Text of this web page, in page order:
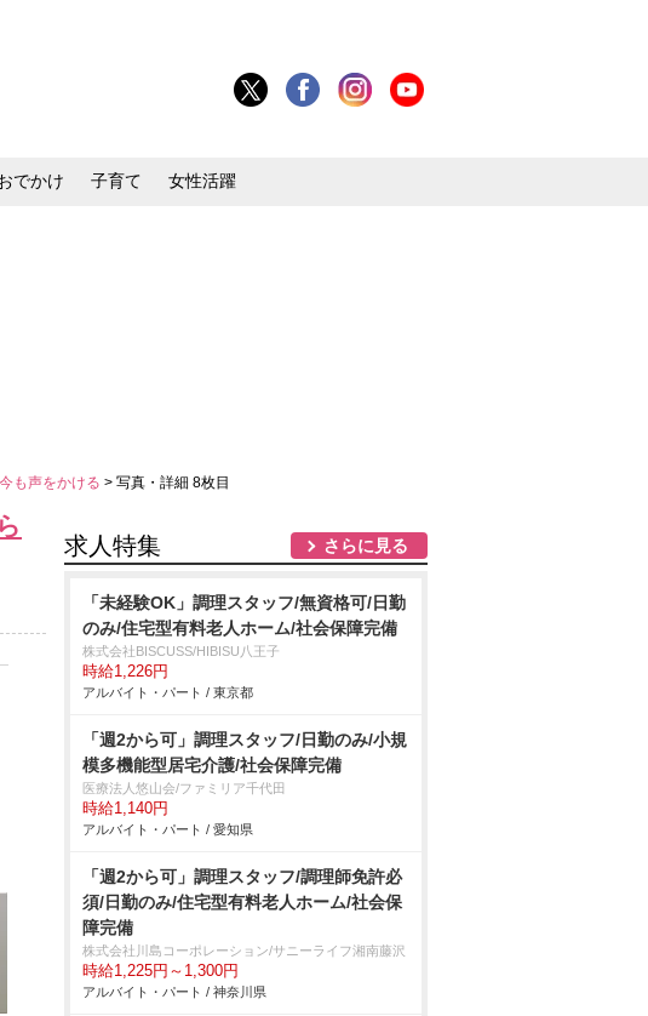
でかけ 子育て 女性活躍
も声をかける > 写真・詳細 8枚目
求人特集 さらに見る
「未経験OK」調理スタッフ/無資格可/日勤
のみ/住宅型有料老人ホーム/社会保障完備
株式会社BISCUSS/HIBISU八王子
時給1,226円
アルバイト・パート / 東京都
「週2から可」調理スタッフ/日勤のみ/小規
模多機能型居宅介護/社会保障完備
医療法人悠山会/ファミリア千代田
時給1,140円
アルバイト・パート / 愛知県
「週2から可」調理スタッフ/調理師免許必
須/日勤のみ/住宅型有料老人ホーム/社会保
障完備
株式会社川島コーポレーション/サニーライフ湘南藤沢
時給1,225円～1,300円
アルバイト・パート / 神奈川県